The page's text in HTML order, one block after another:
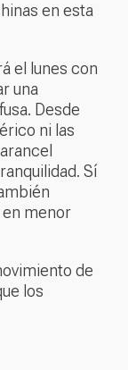
en esta
el lunes con
una
Desde
ni las
Sí
en menor
de
los